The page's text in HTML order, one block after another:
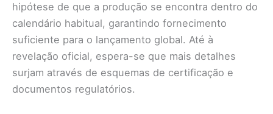
hipótese de que a produção se encontra dentro do
calendário habitual, garantindo fornecimento
suficiente para o lançamento global. Até à
revelação oficial, espera-se que mais detalhes
surjam através de esquemas de certificação e
documentos regulatórios.